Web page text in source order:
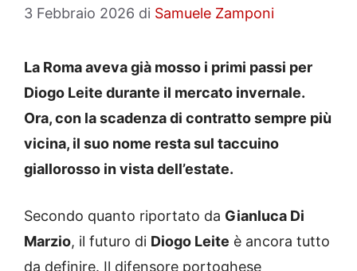
3 Febbraio 2026 di Samuele Zamponi
La Roma aveva già mosso i primi passi per
Diogo Leite durante il mercato invernale.
Ora, con la scadenza di contratto sempre più
vicina, il suo nome resta sul taccuino
giallorosso in vista dell’estate.
Secondo quanto riportato da Gianluca Di
Marzio, il futuro di Diogo Leite è ancora tutto
da definire. Il difensore portoghese